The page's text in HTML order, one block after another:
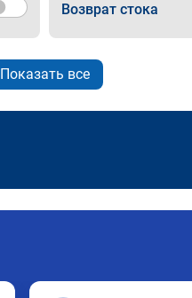
Возврат стока
Показать все